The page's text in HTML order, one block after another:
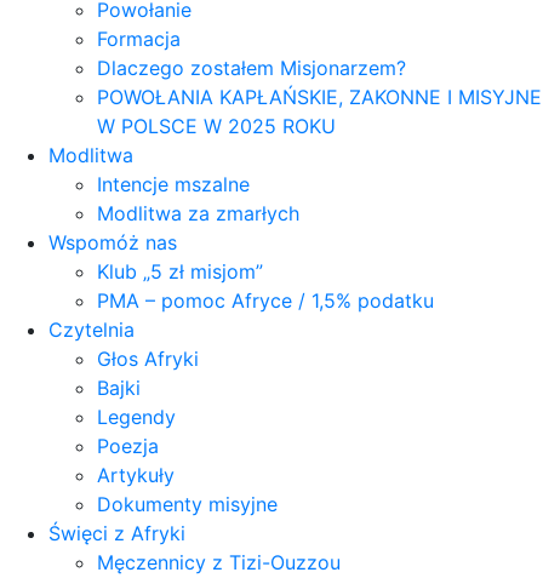
Powołanie
Formacja
Dlaczego zostałem Misjonarzem?
POWOŁANIA KAPŁAŃSKIE, ZAKONNE I MISYJNE
W POLSCE W 2025 ROKU
Modlitwa
Intencje mszalne
Modlitwa za zmarłych
Wspomóż nas
Klub „5 zł misjom”
PMA – pomoc Afryce / 1,5% podatku
Czytelnia
Głos Afryki
Bajki
Legendy
Poezja
Artykuły
Dokumenty misyjne
Święci z Afryki
Męczennicy z Tizi-Ouzzou